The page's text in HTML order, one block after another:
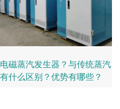
磁蒸汽发生器？与传统蒸汽
什么区别？优势有哪些？